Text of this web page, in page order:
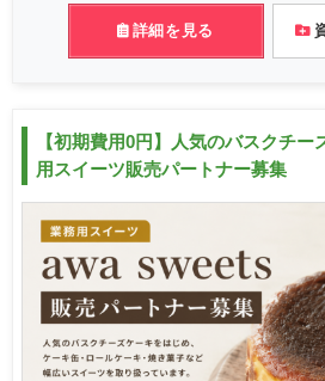
詳細を見る
【初期費用0円】人気のバスクチ
用スイーツ販売パートナー募集